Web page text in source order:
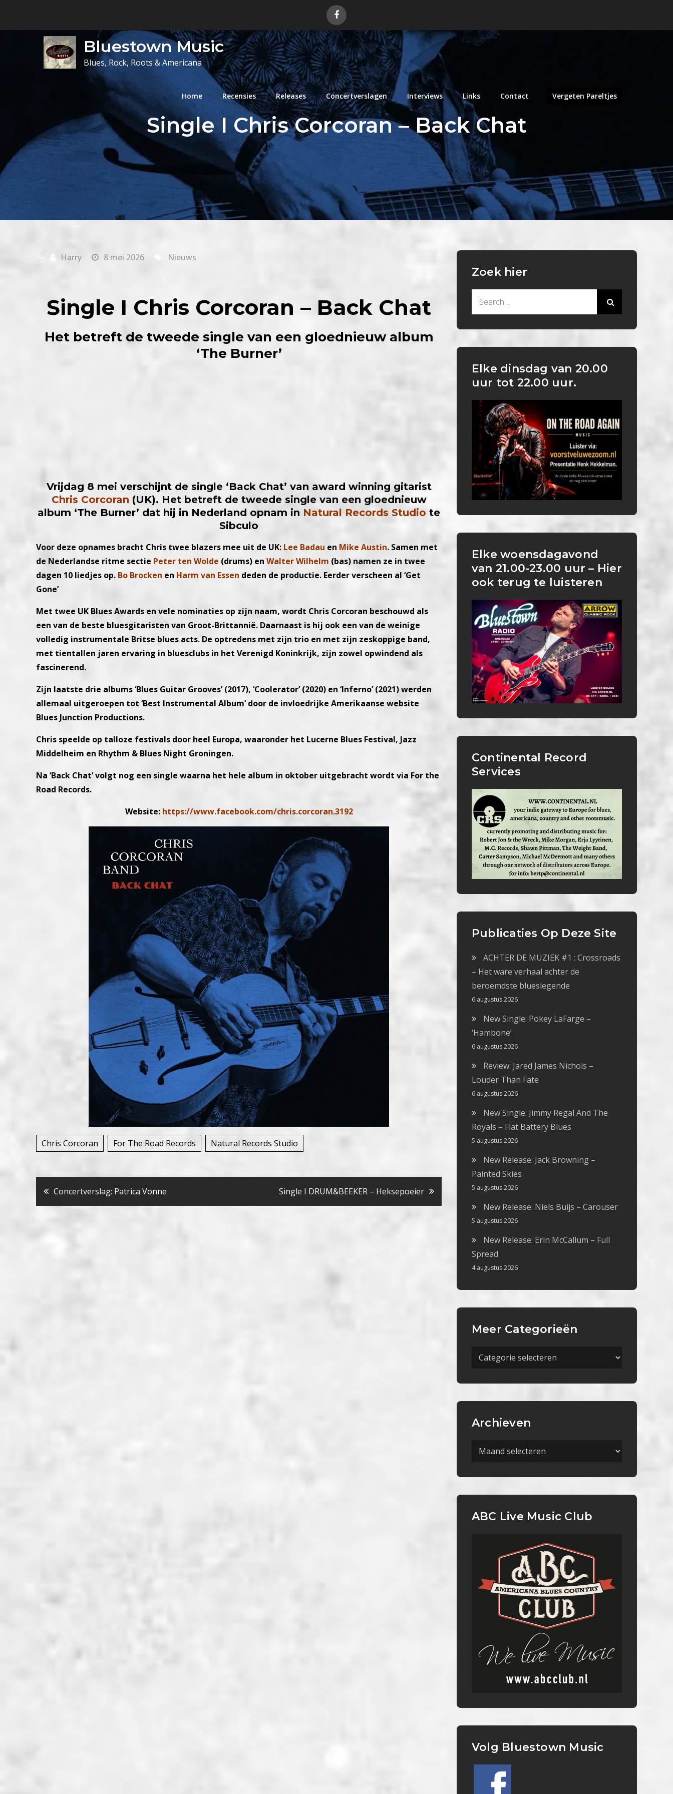
Bluestown Music
Blues, Rock, Roots & Americana
Home Recensies Releases Concertverslagen Interviews Links Contact Vergeten Pareltjes
Single I Chris Corcoran – Back Chat
Harry 8 mei 2026 Nieuws
Single I Chris Corcoran – Back Chat
Het betreft de tweede single van een gloednieuw album
‘The Burner’
Vrijdag 8 mei verschijnt de single ‘Back Chat’ van award winning gitarist
Chris Corcoran (UK). Het betreft de tweede single van een gloednieuw
album ‘The Burner’ dat hij in Nederland opnam in Natural Records Studio te
Sibculo
Voor deze opnames bracht Chris twee blazers mee uit de UK: Lee Badau en Mike Austin. Samen met
de Nederlandse ritme sectie Peter ten Wolde (drums) en Walter Wilhelm (bas) namen ze in twee
dagen 10 liedjes op. Bo Brocken en Harm van Essen deden de productie. Eerder verscheen al ‘Get
Gone’
Met twee UK Blues Awards en vele nominaties op zijn naam, wordt Chris Corcoran beschouwd als
een van de beste bluesgitaristen van Groot-Brittannië. Daarnaast is hij ook een van de weinige
volledig instrumentale Britse blues acts. De optredens met zijn trio en met zijn zeskoppige band,
met tientallen jaren ervaring in bluesclubs in het Verenigd Koninkrijk, zijn zowel opwindend als
fascinerend.
Zijn laatste drie albums ‘Blues Guitar Grooves’ (2017), ‘Coolerator’ (2020) en ‘Inferno’ (2021) werden
allemaal uitgeroepen tot ‘Best Instrumental Album’ door de invloedrijke Amerikaanse website
Blues Junction Productions.
Chris speelde op talloze festivals door heel Europa, waaronder het Lucerne Blues Festival, Jazz
Middelheim en Rhythm & Blues Night Groningen.
Na ‘Back Chat’ volgt nog een single waarna het hele album in oktober uitgebracht wordt via For the
Road Records.
Website: https://www.facebook.com/chris.corcoran.3192
Chris Corcoran For The Road Records Natural Records Studio
Bericht
navigatie
Concertverslag: Patrica Vonne Single I DRUM&BEEKER – Heksepoeier
Zoek hier
Elke dinsdag van 20.00
uur tot 22.00 uur.
Elke woensdagavond
van 21.00-23.00 uur – Hier
ook terug te luisteren
Continental Record
Services
Publicaties Op Deze Site
ACHTER DE MUZIEK #1 : Crossroads
– Het ware verhaal achter de
beroemdste blueslegende
6 augustus 2026
New Single: Pokey LaFarge –
‘Hambone’
6 augustus 2026
Review: Jared James Nichols –
Louder Than Fate
6 augustus 2026
New Single: Jimmy Regal And The
Royals – Flat Battery Blues
5 augustus 2026
New Release: Jack Browning –
Painted Skies
5 augustus 2026
New Release: Niels Buijs – Carouser
5 augustus 2026
New Release: Erin McCallum – Full
Spread
4 augustus 2026
Meer Categorieën
Meer
Archieven
Archieven
ABC Live Music Club
Volg Bluestown Music